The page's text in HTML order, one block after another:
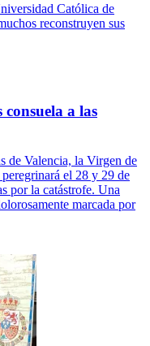
Católica de
reconstruyen sus
a las
de Valencia, la Virgen de
el 28 y 29 de
por la catástrofe. Una
marcada por